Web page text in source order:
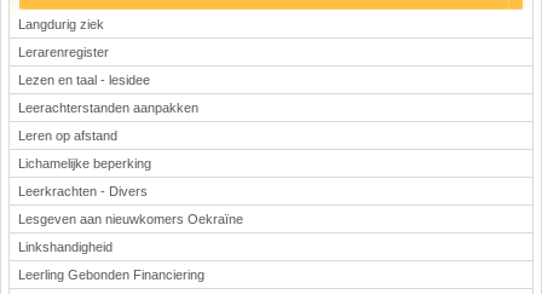
Langdurig ziek
Lerarenregister
Lezen en taal - lesidee
Leerachterstanden aanpakken
Leren op afstand
Lichamelijke beperking
Leerkrachten - Divers
Lesgeven aan nieuwkomers Oekraïne
Linkshandigheid
Leerling Gebonden Financiering